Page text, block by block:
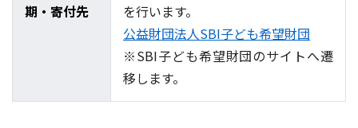
期・寄付先
を行います。
公益財団法人SBI子ども希望財団
※SBI子ども希望財団のサイトへ遷
移します。